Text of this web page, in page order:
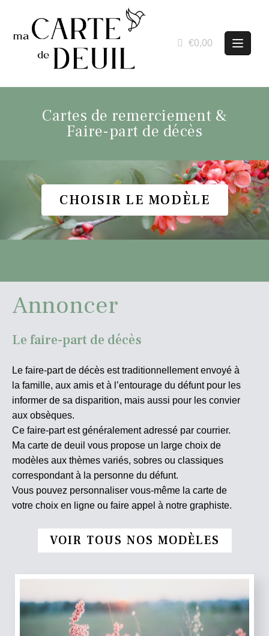
€0,00
Cartes de remerciement &
Faire-part de décès
CHOISIR LE MODÈLE
Annoncer
Le faire-part de décès
Le faire-part de décès est traditionnellement envoyé à
la famille, aux amis et à l’entourage du défunt pour les
informer de sa disparition, mais aussi pour les convier
aux obsèques.
Ce faire-part est généralement adressé par courrier.
Ma carte de deuil vous propose un large choix de
modèles aux thèmes variés, sobres ou classiques
correspondant à la personne du défunt.
Vous pouvez personnaliser vous-même la carte de
votre choix en ligne ou faire appel à notre graphiste.
VOIR TOUS NOS MODÈLES